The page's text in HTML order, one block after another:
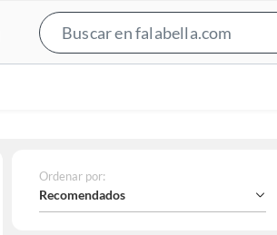
Ordenar por:
Recomendados